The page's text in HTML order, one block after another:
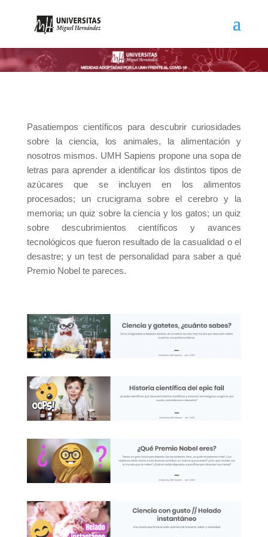
Pasatiempos científicos para descubrir curiosidades
sobre la ciencia, los animales, la alimentación y
nosotros mismos. UMH Sapiens propone una sopa de
letras para aprender a identificar los distintos tipos de
azúcares que se incluyen en los alimentos
procesados; un crucigrama sobre el cerebro y la
memoria; un quiz sobre la ciencia y los gatos; un quiz
sobre descubrimientos científicos y avances
tecnológicos que fueron resultado de la casualidad o el
desastre; y un test de personalidad para saber a qué
Premio Nobel te pareces.